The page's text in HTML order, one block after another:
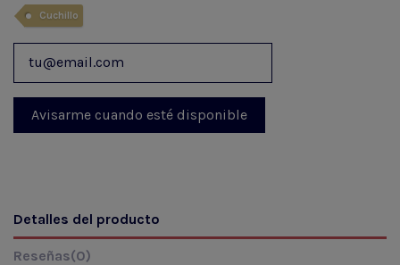
Cuchillo
Detalles del producto
Reseñas(0)